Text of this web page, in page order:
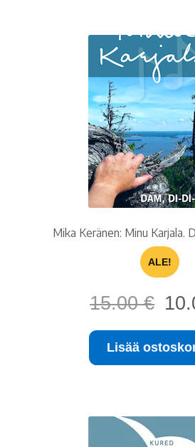
Mika Keränen: Minu Karjala.
ALE!
15.00€
hinta
oli:
15.00
Lisää